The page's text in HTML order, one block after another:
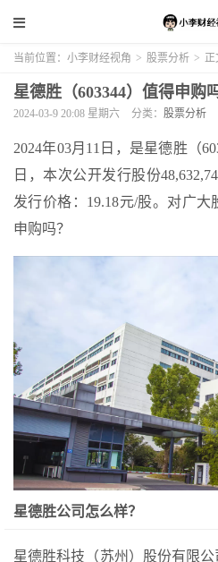
当前位置： 小李财经视角 > 股票分析 > 正
星德胜（603344）值得申购
2024-03-9 20:08 星期六 分类： 股票分析
2024年03月11日，是星德胜（
日，本次公开发行股份
发行价格：19.18元/股。对广
申购吗？
星德胜公司怎么样？
星德胜科技（苏州）股份有限